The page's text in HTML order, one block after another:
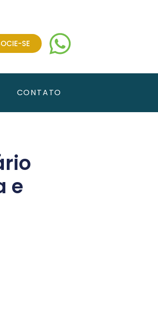
SE
CONTATO
e